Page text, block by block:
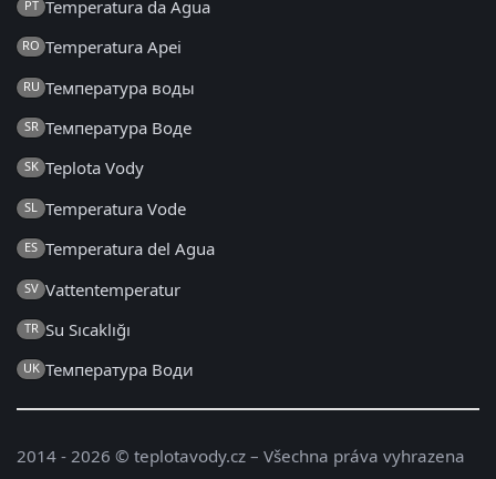
PT Temperatura da Água
RO Temperatura Apei
RU Температура воды
SR Температура Воде
SK Teplota Vody
SL Temperatura Vode
ES Temperatura del Agua
SV Vattentemperatur
TR Su Sıcaklığı
UK Температура Води
2014 - 2026 © teplotavody.cz – Všechna práva vyhrazena